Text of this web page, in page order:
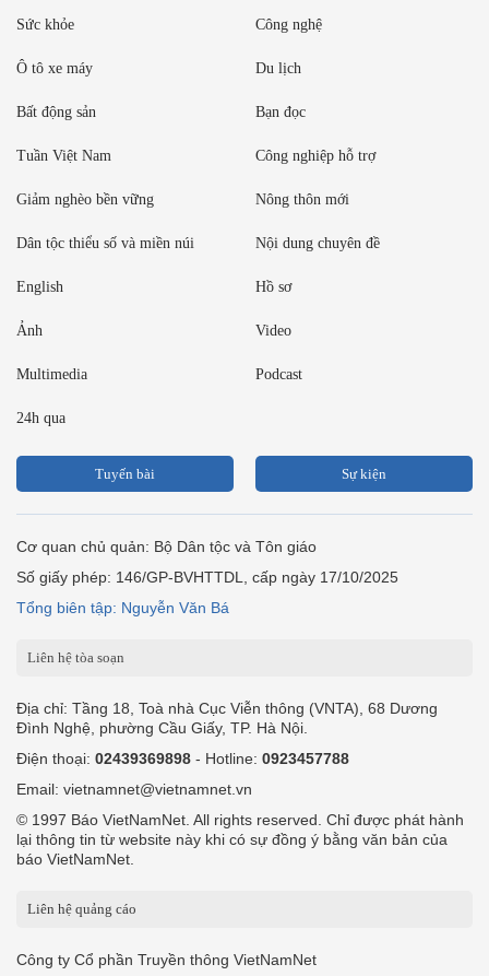
Sức khỏe Công nghệ
Ô tô xe máy Du lịch
Bất động sản Bạn đọc
Tuần Việt Nam Công nghiệp hỗ trợ
Giảm nghèo bền vững Nông thôn mới
Dân tộc thiểu số và miền núi Nội dung chuyên đề
English Hồ sơ
Ảnh Video
Multimedia Podcast
24h qua
Tuyến bài Sự kiện
Cơ quan chủ quản: Bộ Dân tộc và Tôn giáo
Số giấy phép: 146/GP-BVHTTDL, cấp ngày 17/10/2025
Tổng biên tập: Nguyễn Văn Bá
Liên hệ tòa soạn
Địa chỉ: Tầng 18, Toà nhà Cục Viễn thông (VNTA), 68 Dương
Đình Nghệ, phường Cầu Giấy, TP. Hà Nội.
Điện thoại: 02439369898 - Hotline: 0923457788
Email: vietnamnet@vietnamnet.vn
© 1997 Báo VietNamNet. All rights reserved. Chỉ được phát hành
lại thông tin từ website này khi có sự đồng ý bằng văn bản của
báo VietNamNet.
Liên hệ quảng cáo
Công ty Cổ phần Truyền thông VietNamNet